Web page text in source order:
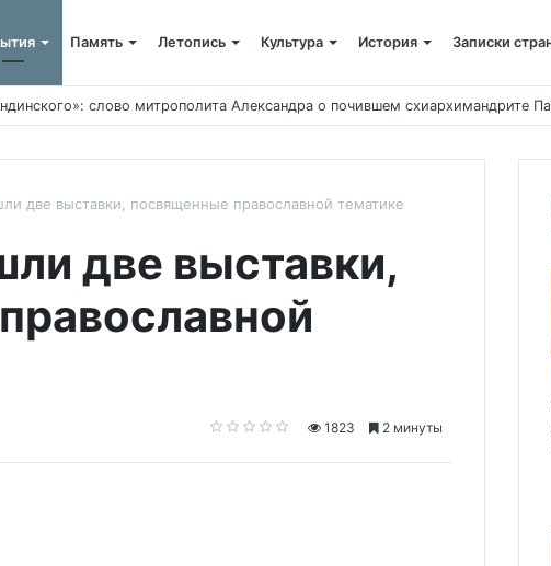
Память Летопись Культура История Записки
слово митрополита Александра о почившем схиархимандрите
две выставки, посвященные православной тематике
две выставки,
1823 2 минуты